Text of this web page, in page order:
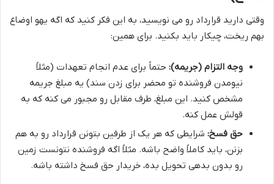
وقتی دارید قرارداد رو می نویسید، به این فکر کنید که اگه یهو اوضاع
بهم ریخت، چیکار باید بکنید. برای همین:
وجه التزام (جریمه): حتماً برای عدم انجام تعهدات (مثلاً
نیومدن فروشنده تو محضر برای زدن سند) یه مبلغ جریمه
مشخص کنید. این مبلغ، طرف مقابل رو مجبور می کنه که به
قولش عمل کنه.
حق فسخ: شرایطی که هر یک از طرفین بتونن قرارداد رو به هم
بزنن، باید کاملاً واضح باشه. مثلاً اگه فروشنده نتونست زمین
رو بدون بدهی تحویل بده، خریدار حق فسخ داشته باشه.